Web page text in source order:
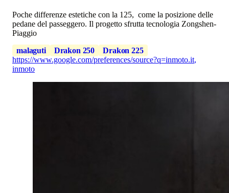
Poche differenze estetiche con la 125, come la posizione delle
pedane del passeggero. Il progetto sfrutta tecnologia Zongshen-
Piaggio
malaguti
Drakon 250
Drakon 225
https://www.google.com/preferences/source?q=inmoto.it,
inmoto